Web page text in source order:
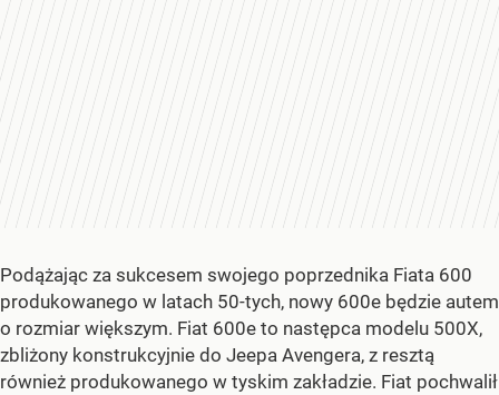
Podążając za sukcesem swojego poprzednika Fiata 600
produkowanego w latach 50-tych, nowy 600e będzie autem
o rozmiar większym. Fiat 600e to następca modelu 500X,
zbliżony konstrukcyjnie do Jeepa Avengera, z resztą
również produkowanego w tyskim zakładzie. Fiat pochwalił